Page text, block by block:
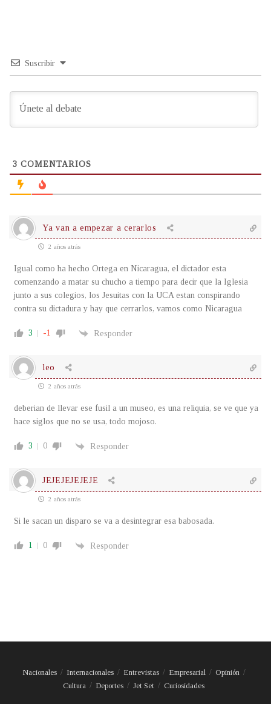
Suscribir
3 COMENTARIOS
Ya van a empezar a cerarlos
2 años atrás
Igual como ha hecho Ortega en Nicaragua, el dictador esta
comenzando a matar su chucho a tiempo para decir que la Iglesia
junto a sus colegios, los Jesuitas con la UCA estan conspirando
contra su dictadura y hay que cerrarlos, vamos como Nicaragua
3 -1 Responder
leo
2 años atrás
deberian de llevar ese fusil a un museo, es una reliquia, se ve que ya
hace siglos que no se usa, todo mojoso.
3 0 Responder
JEJEJEJEJEJE
2 años atrás
Si le sacan un disparo se va a desintegrar esa babosada.
1 0 Responder
Nacionales Internacionales Entrevistas Empresarial
Opinión
Cultura
Deportes Jet Set Curiosidades